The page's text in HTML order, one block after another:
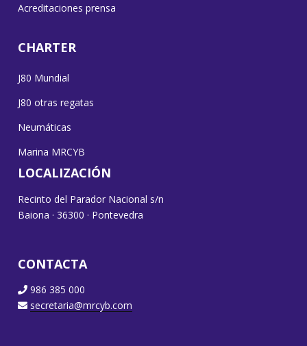
Acreditaciones prensa
CHARTER
J80 Mundial
J80 otras regatas
Neumáticas
Marina MRCYB
LOCALIZACIÓN
Recinto del Parador Nacional s/n
Baiona · 36300 · Pontevedra
CONTACTA
986 385 000
secretaria@mrcyb.com